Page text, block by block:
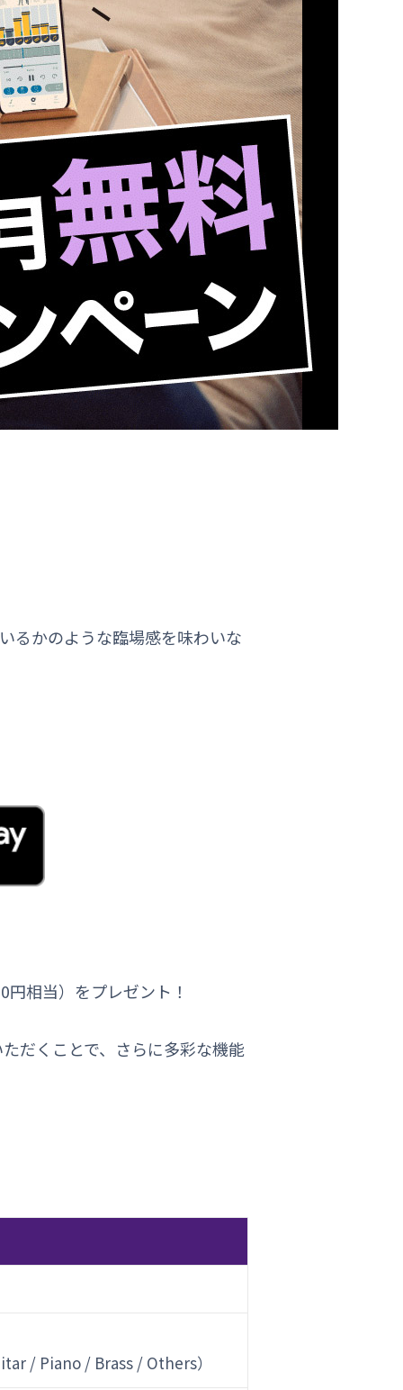
るかのような臨場感を味わいな
相当）をプレゼント！
だくことで、さらに多彩な機能
/ Piano / Brass / Others）